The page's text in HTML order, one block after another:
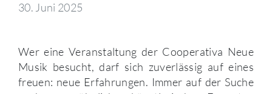
30. Juni 2025
Wer eine Veranstaltung der Cooperativa Neue
Musik besucht, darf sich zuverlässig auf eines
freuen: neue Erfahrungen. Immer auf der Suche